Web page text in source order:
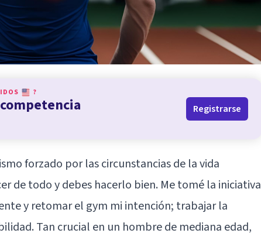
?
Registrarse
forzado por las circunstancias de la vida
de todo y debes hacerlo bien. Me tomé la iniciativa
y retomar el gym mi intención; trabajar la
Tan crucial en un hombre de mediana edad,